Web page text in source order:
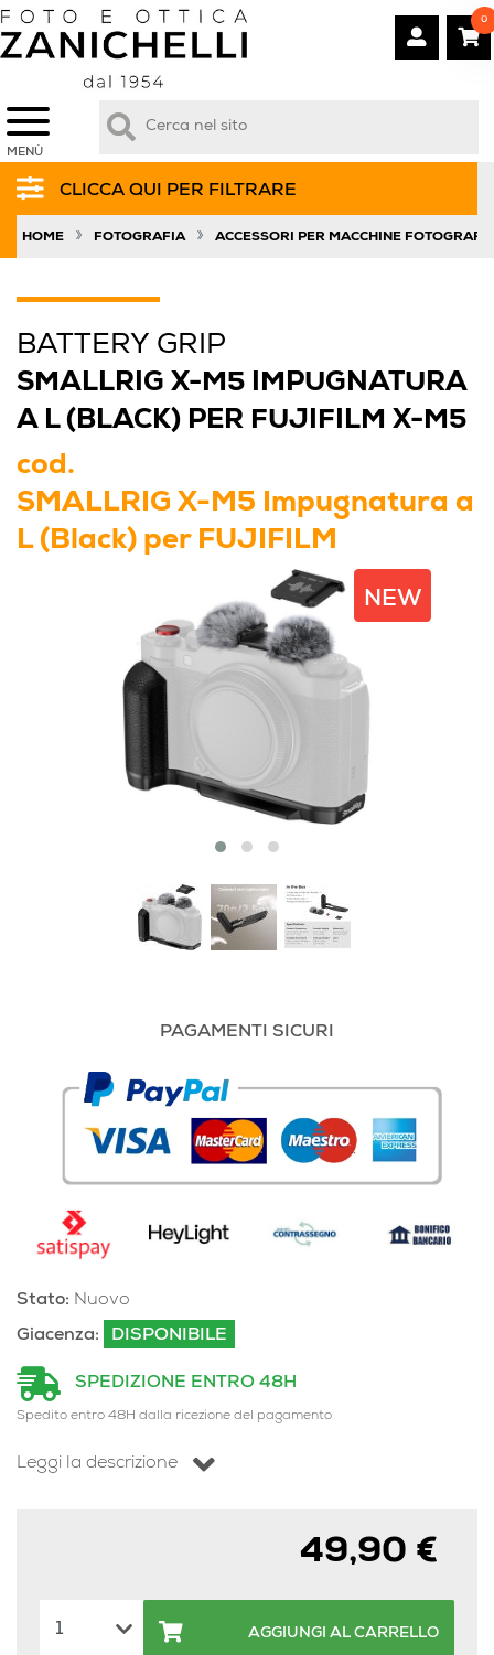
MENÙ
0
CLICCA QUI PER FILTRARE
HOME » FOTOGRAFIA » ACCESSORI PER MACCHINE
BATTERY GRIP
SMALLRIG X-M5 IMPUGNATURA
A L (BLACK) PER FUJIFILM X-M5
cod.
SMALLRIG X-M5 Impugnatura a
L (Black) per FUJIFILM
NEW
PAGAMENTI SICURI
Stato: Nuovo
Giacenza:
DISPONIBILE
SPEDIZIONE ENTRO 48H
Spedito entro 48H dalla ricezione del pagamento
Leggi la descrizione
49,90 €
AGGIUNGI AL CARRELLO